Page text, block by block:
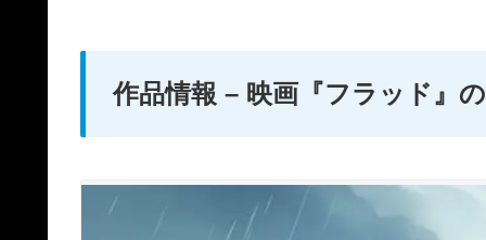
作品情報 – 映画『フラッド』